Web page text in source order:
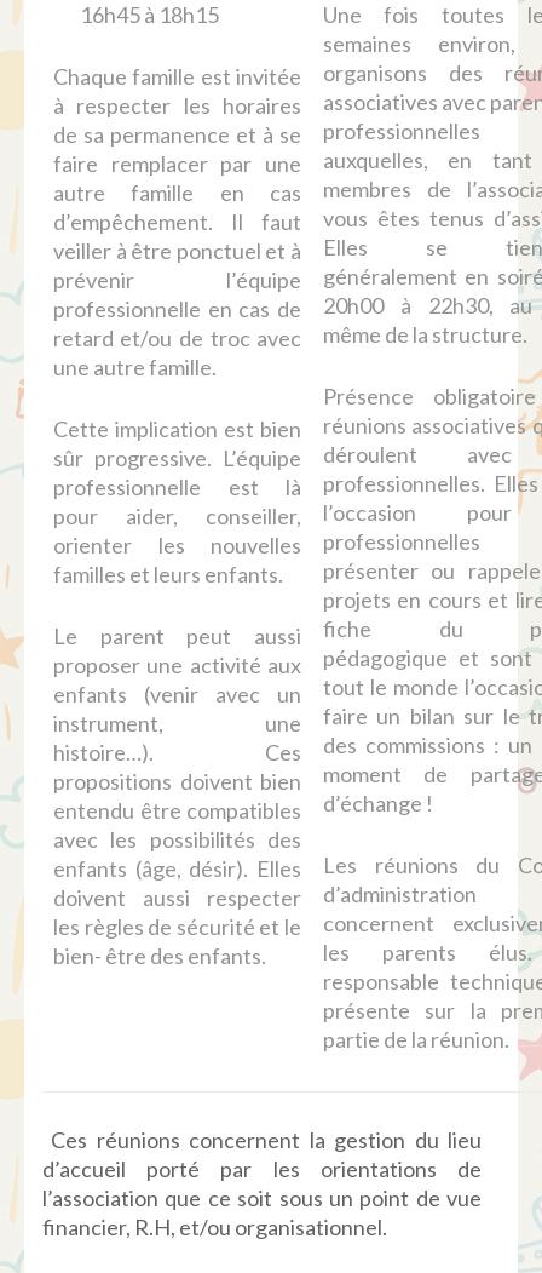
16h45 à 18h15
Chaque famille est invitée
à respecter les horaires
de sa permanence et à se
faire remplacer par une
autre famille en cas
d’empêchement. Il faut
veiller à être ponctuel et à
prévenir l’équipe
professionnelle en cas de
retard et/ou de troc avec
une autre famille.
Cette implication est bien
sûr progressive. L’équipe
professionnelle est là
pour aider, conseiller,
orienter les nouvelles
familles et leurs enfants.
Le parent peut aussi
proposer une activité aux
enfants (venir avec un
instrument, une
histoire…). Ces
propositions doivent bien
entendu être compatibles
avec les possibilités des
enfants (âge, désir). Elles
doivent aussi respecter
les règles de sécurité et le
bien- être des enfants.
Une fois toutes
semaines environ,
organisons des
associatives avec
professionnelles
auxquelles, en
membres de
vous êtes tenus
Elles se
généralement en
20h00 à 22h30, au
même de la structure.
Présence
réunions associatives
déroulent
professionnelles.
l’occasion
présenter ou
projets en cours et
fiche du
pédagogique et sont
tout le monde
faire un bilan sur le
des commissions : un
moment de
d’échange !
Les réunions du
d’administration
concernent
les parents
responsable
présente sur la
partie de la réunion.
Ces réunions concernent la gestion du lieu
d’accueil porté par les orientations de
l’association que ce soit sous un point de vue
financier, R.H, et/ou organisationnel.